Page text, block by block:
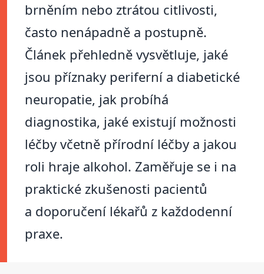
brněním nebo ztrátou citlivosti,
často nenápadně a postupně.
Článek přehledně vysvětluje, jaké
jsou příznaky periferní a diabetické
neuropatie, jak probíhá
diagnostika, jaké existují možnosti
léčby včetně přírodní léčby a jakou
roli hraje alkohol. Zaměřuje se i na
praktické zkušenosti pacientů
a doporučení lékařů z každodenní
praxe.